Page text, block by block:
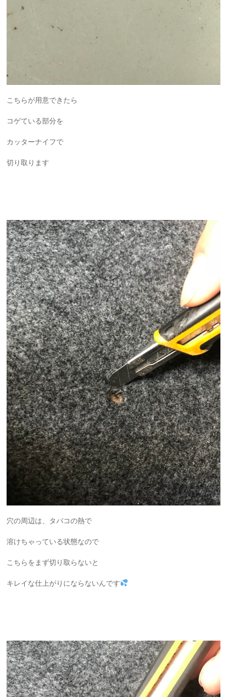
こちらが用意できたら
コゲている部分を
カッターナイフで
切り取ります
穴の周辺は、タバコの熱で
溶けちゃっている状態なので
こちらをまず切り取らないと
キレイな仕上がりにならないんです